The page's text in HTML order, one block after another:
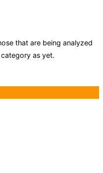
that are being analyzed
as yet.